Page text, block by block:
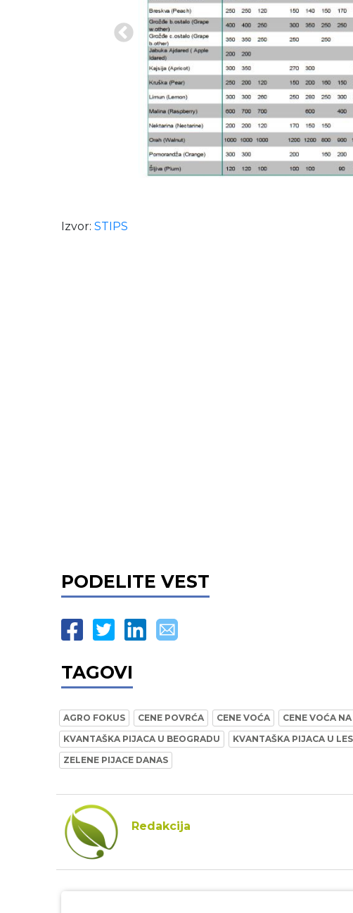
Izvor: STIPS
PODELITE VEST
TAGOVI
AGRO FOKUS CENE POVRĆA CENE VOĆA CENE VOĆA
KVANTAŠKA PIJACA U BEOGRADU
KVANTAŠKA PIJACA U
ZELENE PIJACE DANAS
Redakcija